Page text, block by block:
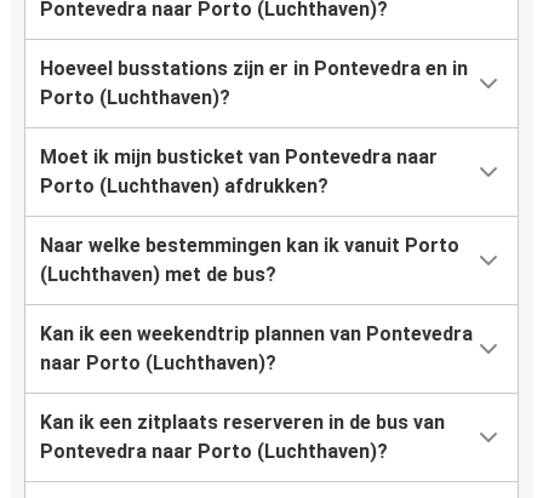
Pontevedra naar Porto (Luchthaven)?
Hoeveel busstations zijn er in Pontevedra en in
Porto (Luchthaven)?
Moet ik mijn busticket van Pontevedra naar
Porto (Luchthaven) afdrukken?
Naar welke bestemmingen kan ik vanuit Porto
(Luchthaven) met de bus?
Kan ik een weekendtrip plannen van Pontevedra
naar Porto (Luchthaven)?
Kan ik een zitplaats reserveren in de bus van
Pontevedra naar Porto (Luchthaven)?